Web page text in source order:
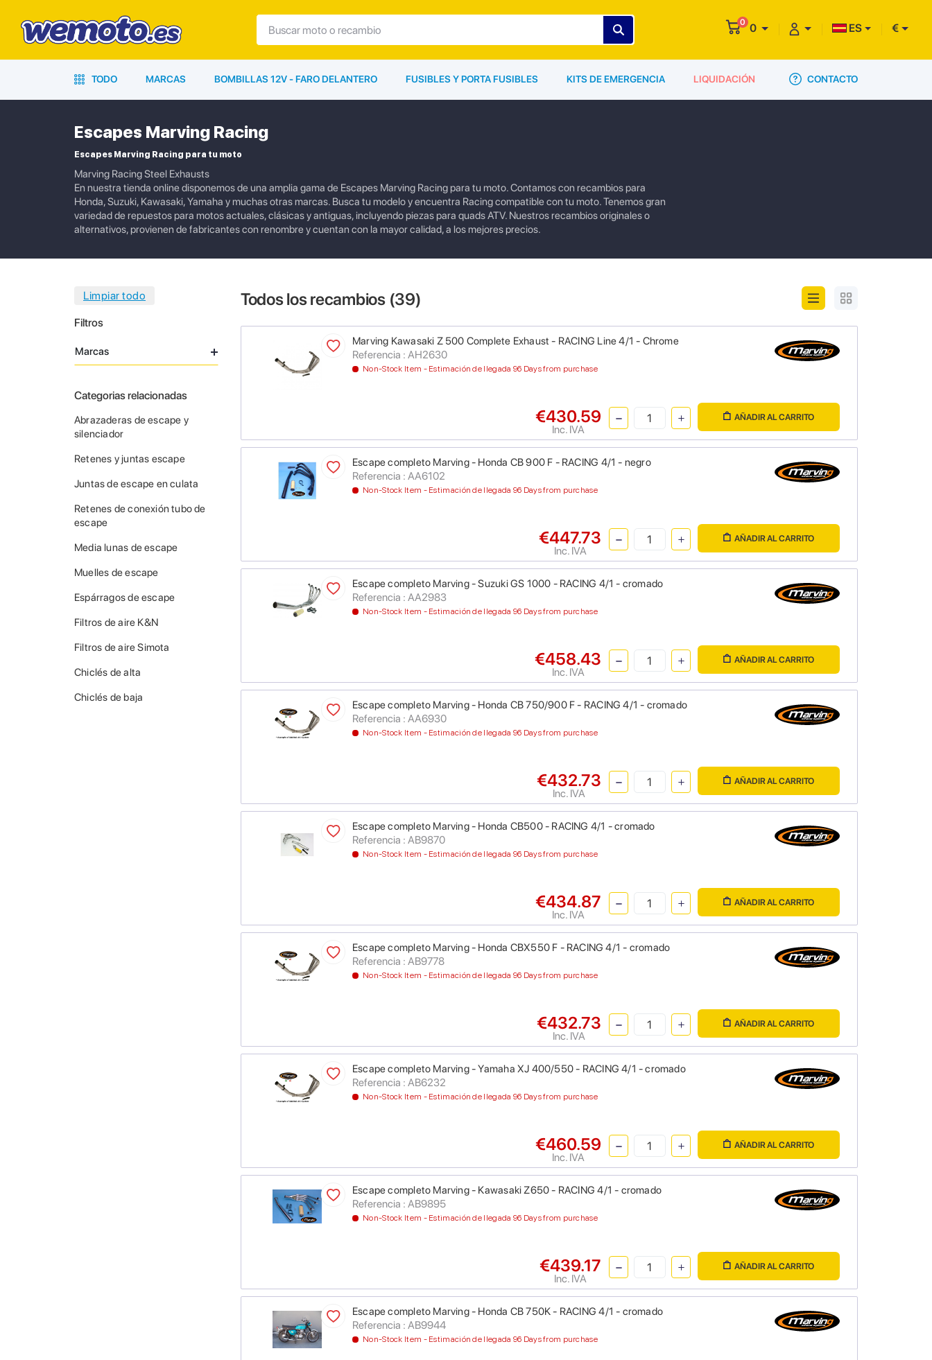
0 0 ES €
TODO MARCAS BOMBILLAS 12V - FARO DELANTERO FUSIBLES Y PORTA FUSIBLES KITS DE EMERGENCIA LIQUIDACIÓN CONTACTO
Escapes Marving Racing
Escapes Marving Racing para tu moto
Marving Racing Steel Exhausts
En nuestra tienda online disponemos de una amplia gama de Escapes Marving Racing para tu moto. Contamos con recambios para
Honda, Suzuki, Kawasaki, Yamaha y muchas otras marcas. Busca tu modelo y encuentra Racing compatible con tu moto. Tenemos gran
variedad de repuestos para motos actuales, clásicas y antiguas, incluyendo piezas para quads ATV. Nuestros recambios originales o
alternativos, provienen de fabricantes con renombre y cuentan con la mayor calidad, a los mejores precios.
Filtros
Marcas
Categorias relacionadas
Abrazaderas de escape y
silenciador
Retenes y juntas escape
Juntas de escape en culata
Retenes de conexión tubo de
escape
Media lunas de escape
Muelles de escape
Espárragos de escape
Filtros de aire K&N
Filtros de aire Simota
Chiclés de alta
Chiclés de baja
Todos los recambios (39)
Marving Kawasaki Z 500 Complete Exhaust - RACING Line 4/1 - Chrome
Referencia : AH2630
Non-Stock Item - Estimación de llegada 96 Days from purchase
€430.59
Inc. IVA
AÑADIR AL CARRITO
Escape completo Marving - Honda CB 900 F - RACING 4/1 - negro
Referencia : AA6102
Non-Stock Item - Estimación de llegada 96 Days from purchase
€447.73
Inc. IVA
AÑADIR AL CARRITO
Escape completo Marving - Suzuki GS 1000 - RACING 4/1 - cromado
Referencia : AA2983
Non-Stock Item - Estimación de llegada 96 Days from purchase
€458.43
Inc. IVA
AÑADIR AL CARRITO
Escape completo Marving - Honda CB 750/900 F - RACING 4/1 - cromado
Referencia : AA6930
Non-Stock Item - Estimación de llegada 96 Days from purchase
€432.73
Inc. IVA
AÑADIR AL CARRITO
Escape completo Marving - Honda CB500 - RACING 4/1 - cromado
Referencia : AB9870
Non-Stock Item - Estimación de llegada 96 Days from purchase
€434.87
Inc. IVA
AÑADIR AL CARRITO
Escape completo Marving - Honda CBX550 F - RACING 4/1 - cromado
Referencia : AB9778
Non-Stock Item - Estimación de llegada 96 Days from purchase
€432.73
Inc. IVA
AÑADIR AL CARRITO
Escape completo Marving - Yamaha XJ 400/550 - RACING 4/1 - cromado
Referencia : AB6232
Non-Stock Item - Estimación de llegada 96 Days from purchase
€460.59
Inc. IVA
AÑADIR AL CARRITO
Escape completo Marving - Kawasaki Z650 - RACING 4/1 - cromado
Referencia : AB9895
Non-Stock Item - Estimación de llegada 96 Days from purchase
€439.17
Inc. IVA
AÑADIR AL CARRITO
Escape completo Marving - Honda CB 750K - RACING 4/1 - cromado
Referencia : AB9944
Non-Stock Item - Estimación de llegada 96 Days from purchase